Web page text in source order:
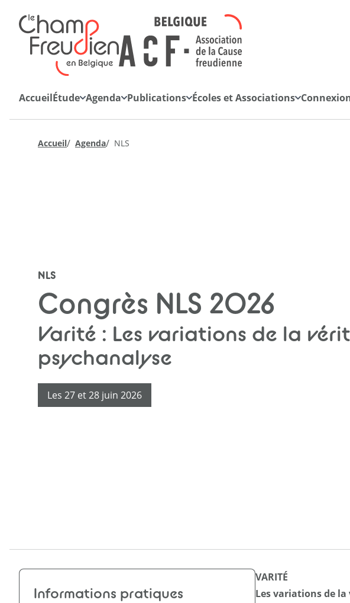
Retourner à l'accueil
AccueilÉtude Agenda Publications
Radio Lacan
Écoles et Associations
Accueil/ Agenda/ NLS
NLS
Congrès NLS 2026
Varité : Les variations de la
psychanalyse
Les 27 et 28 juin 2026
VARITÉ
Les variations de
Informations pratiques